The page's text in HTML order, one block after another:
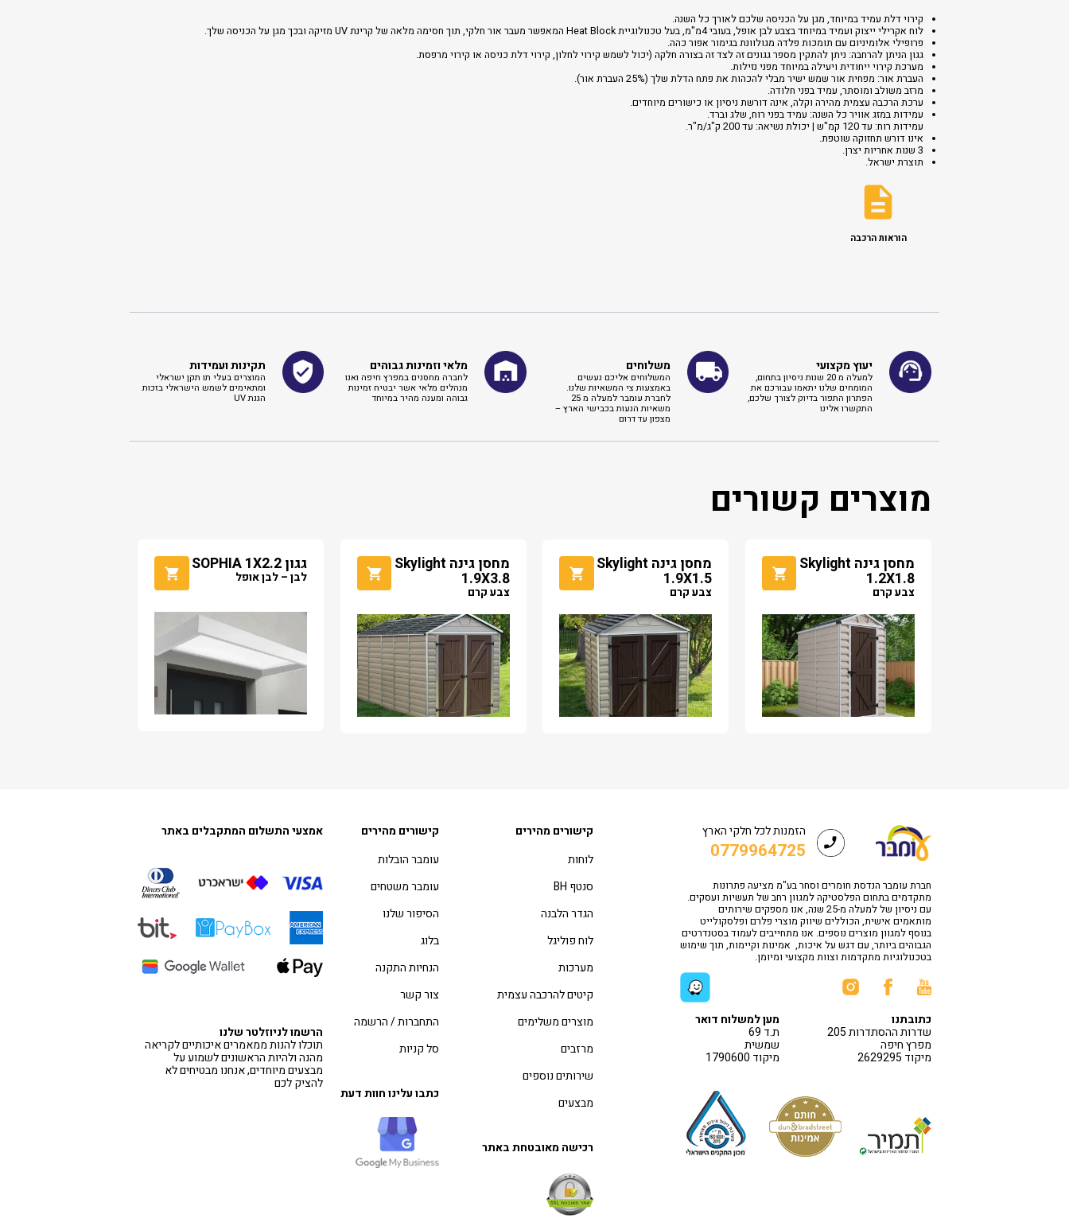
קירוי דלת עמיד במיוחד, מגן על הכניסה שלכם לאורך כל השנה.
לוח אקרילי ייצוק ועמיד במיוחד בצבע לבן אופל, בעובי 4מ"מ, בעל טכנולוגיית Heat Block המאפשר מעבר אור חלקי, תוך חסימה מלאה של קרינת UV מזיקה ובכך מגן על הכניסה שלך.
פרופילי אלומיניום עם תומכות פלדה מגולוונת בגימור אפור כהה.
גגון הניתן להרחבה: ניתן להתקין מספר גגונים זה לצד זה בצורה חלקה (יכול לשמש קירוי לחלון, קירוי דלת כניסה או קירוי מרפסת.
מערכת קירוי ייחודית ויעילה במיוחד מפני נזילות.
העברת אור: מפחית אור שמש ישיר מבלי להכהות את פתח הדלת שלך (25% העברת אור).
מרזב משולב ומוסתר, עמיד בפני חלודה.
ערכת הרכבה עצמית מהירה וקלה, אינה דורשת ניסיון או כישורים מיוחדים.
עמידות במזג אוויר כל השנה: עמיד בפני רוח, שלג וברד.
עמידות רוח: עד 120 קמ"ש | יכולת נשיאה: עד 200 ק"ג/מ"ר.
אינו דורש תחזוקה שוטפת.
3 שנות אחריות יצרן.
תוצרת ישראל.
הוראות הרכבה
יעוץ מקצועי
למעלה מ 20 שנות ניסיון בתחום,
המומחים שלנו יתאמו עבורכם את
הפתרון התפור בדיוק לצורך שלכם,
התקשרו אלינו ​
משלוחים
המשלוחים אליכם נעשים
באמצעות צי המשאיות שלנו.
לחברת עומבר למעלה מ 25
משאיות הנעות בכבישי הארץ –
מצפון עד דרום
מלאי וזמינות גבוהים
לחברה מחסנים במפרץ חיפה ואנו
מנהלים מלאי אשר יבטיח זמינות
גבוהה ומענה מהיר במיוחד
תקינות ועמידות
המוצרים בעלי תו תקן ישראלי
ומתאימים לשמש הישראלי בזכות
הגנת UV
מוצרים קשורים
מחסן גינה Skylight
1.2X1.8
צבע קרם
מחסן גינה Skylight
1.9X1.5
צבע קרם
מחסן גינה Skylight
1.9X3.8
צבע קרם
גגון SOPHIA 1X2.2
לבן – לבן אופל
הזמנות לכל חלקי הארץ
0779964725
חברת עומבר הנדסת חומרים וסחר בע"מ מציעה פתרונות
מתקדמים בתחום הפלסטיקה למגוון רחב של תעשיות ועסקים.
עם ניסיון של למעלה מ-25 שנה, אנו מספקים שירותים
מותאמים אישית, הכוללים שיווק מוצרי פלרם ופלסקולייט
בנוסף למגוון מוצרים נוספים. אנו מתחייבים לעמוד בסטנדרטים
הגבוהים ביותר, עם דגש על איכות, אמינות וקיימות, תוך שימוש
בטכנולוגיות מתקדמות וצוות מקצועי ומיומן.
כתובתנו
שדרות ההסתדרות 205
מפרץ חיפה
מיקוד 2629295
מען למשלוח דואר
ת.ד 69
שמשית
מיקוד 1790600
קישורים מהירים
לוחות
סנטף BH
הגדר הלבנה
לוח פוליגל
מערכות
קיטים להרכבה עצמית
מוצרים משלימים
מרזבים
שירותים נוספים
מבצעים
רכישה מאובטחת באתר
קישורים מהירים
עומבר הובלות
עומבר משטחים
הסיפור שלנו
בלוג
הנחיות התקנה
צור קשר
התחברות / הרשמה
סל קניות
כתבו עלינו חוות דעת
אמצעי התשלום המתקבלים באתר
הרשמו לניוזלטר שלנו
תוכלו להנות ממאמרים איכותיים לקריאה
מהנה ולהיות הראשונים לשמוע על
מבצעים מיוחדים, אנחנו מבטיחים לא
להציק לכם